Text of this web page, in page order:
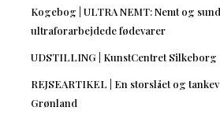
Kogebog | ULTRA NEMT: Nemt og
ultraforarbejdede fødevarer
UDSTILLING | KunstCentret Silkeborg
REJSEARTIKEL | En storslået og
Grønland